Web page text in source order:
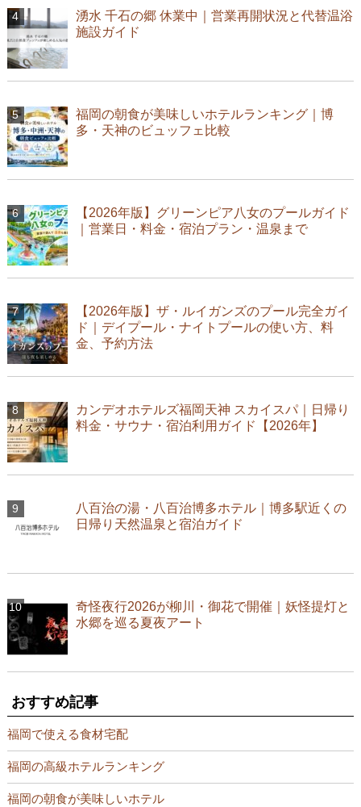
湧水 千石の郷 休業中｜営業再開状況と代替温浴
施設ガイド
福岡の朝食が美味しいホテルランキング｜博
多・天神のビュッフェ比較
【2026年版】グリーンピア八女のプールガイド
｜営業日・料金・宿泊プラン・温泉まで
【2026年版】ザ・ルイガンズのプール完全ガイ
ド｜デイプール・ナイトプールの使い方、料
金、予約方法
カンデオホテルズ福岡天神 スカイスパ｜日帰り
料金・サウナ・宿泊利用ガイド【2026年】
八百治の湯・八百治博多ホテル｜博多駅近くの
日帰り天然温泉と宿泊ガイド
奇怪夜行2026が柳川・御花で開催｜妖怪提灯と
水郷を巡る夏夜アート
おすすめ記事
福岡で使える食材宅配
福岡の高級ホテルランキング
福岡の朝食が美味しいホテル